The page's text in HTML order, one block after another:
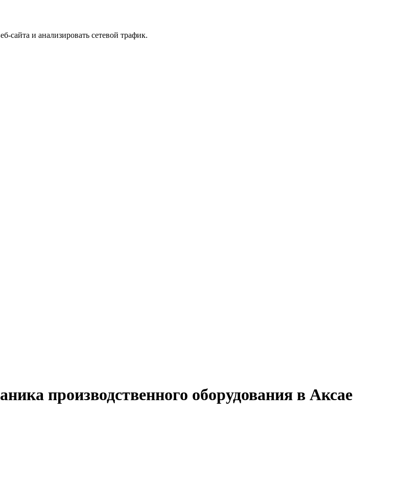
сайта и анализировать сетевой трафик.
производственного оборудования в Аксае